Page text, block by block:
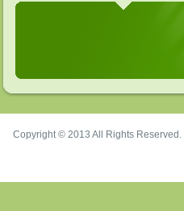
Copyright © 2013 All Rights